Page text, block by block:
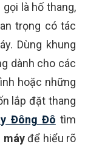
là hố thang,
trọng có tác
Dùng khung
dành cho các
hoặc những
lắp đặt thang
Đông Đô tìm
máyđể hiểu rõ